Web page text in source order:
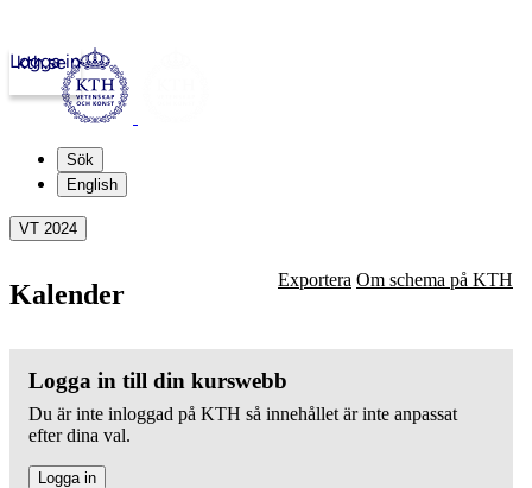
kth.se
Logga in
Sök
English
VT 2024
Kalender Exportera Om schema på KTH
Logga in till din kurswebb
Du är inte inloggad på KTH så innehållet är inte anpassat
efter dina val.
Logga in